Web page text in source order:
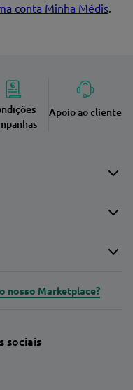
conta Minha Médis.
Apoio ao cliente
nosso Marketplace?
sociais